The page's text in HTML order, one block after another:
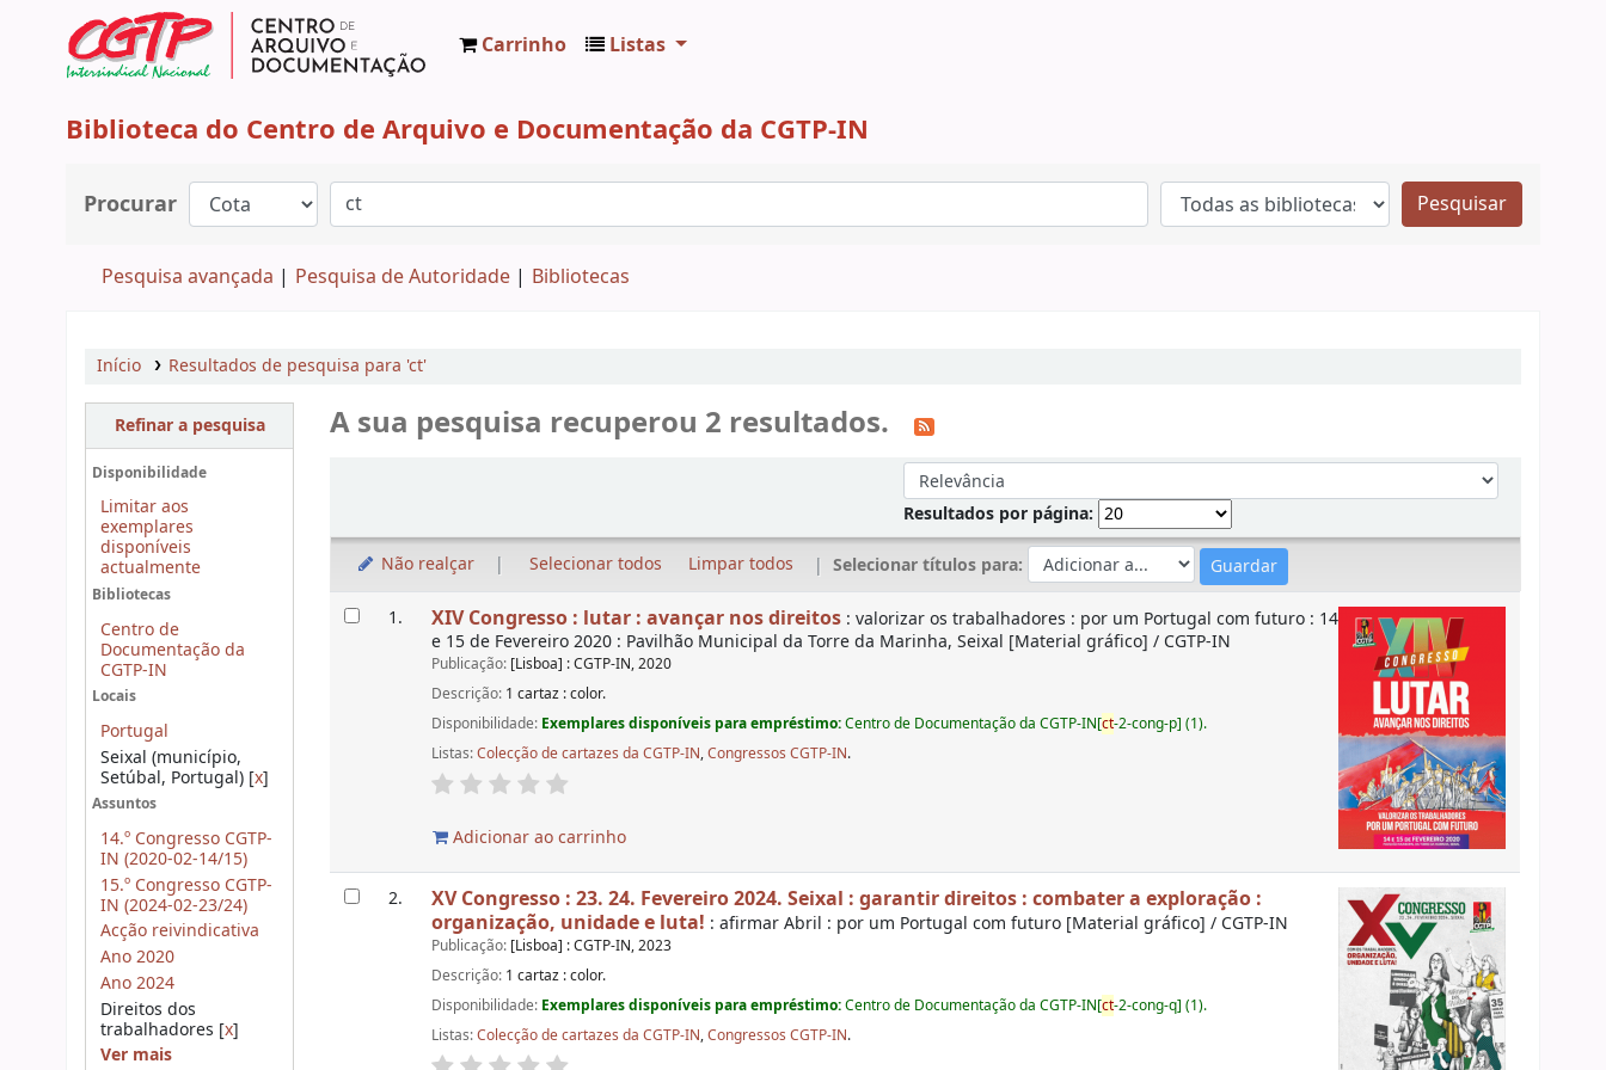
Carrinho Listas
Biblioteca do Centro de Arquivo e Documentação da CGTP-IN
Procurar Pesquisar
Pesquisa avançada Pesquisa de Autoridade Bibliotecas
Início Resultados de pesquisa para 'ct'
Refinar a pesquisa
Disponibilidade
Limitar aos
exemplares
disponíveis
actualmente
Bibliotecas
Centro de
Documentação da
CGTP-IN
Locais
Portugal
Seixal (município,
Setúbal, Portugal)[x]
Assuntos
14.º Congresso CGTP-
IN (2020-02-14/15)
15.º Congresso CGTP-
IN (2024-02-23/24)
Acção reivindicativa
Ano 2020
Ano 2024
Direitos dos
trabalhadores [x]
Ver mais
A sua pesquisa recuperou 2 resultados.
Ordenar por:
Resultados por página:
Não realçar Selecionar todos Limpar todos Selecionar títulos para:
Resultados
1. XIV Congresso : lutar : avançar nos direitos : valorizar os trabalhadores : por um Portugal com futuro : 14
e 15 de Fevereiro 2020 : Pavilhão Municipal da Torre da Marinha, Seixal [Material gráfico] / CGTP-IN
Publicação: [Lisboa] : CGTP-IN, 2020
Descrição: 1 cartaz : color.
Disponibilidade: Exemplares disponíveis para empréstimo:Centro de Documentação da CGTP-IN[ct-2-cong-p] (1).
Listas:Colecção de cartazes da CGTP-IN,Congressos CGTP-IN.
Adicionar ao carrinho
2.
XV Congresso : 23. 24. Fevereiro 2024. Seixal : garantir direitos : combater a exploração :
organização, unidade e luta! : afirmar Abril : por um Portugal com futuro [Material gráfico] / CGTP-IN
Publicação: [Lisboa] : CGTP-IN, 2023
Descrição: 1 cartaz : color.
Disponibilidade: Exemplares disponíveis para empréstimo:Centro de Documentação da CGTP-IN[ct-2-cong-q] (1).
Listas:Colecção de cartazes da CGTP-IN,Congressos CGTP-IN.